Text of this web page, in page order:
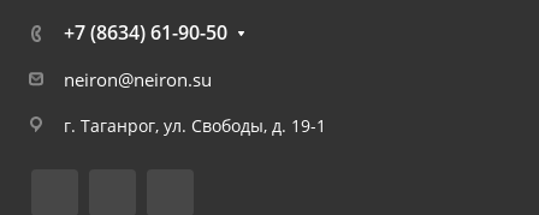
+7 (8634) 61-90-50
neiron@neiron.su
г. Таганрог, ул. Свободы, д. 19-1